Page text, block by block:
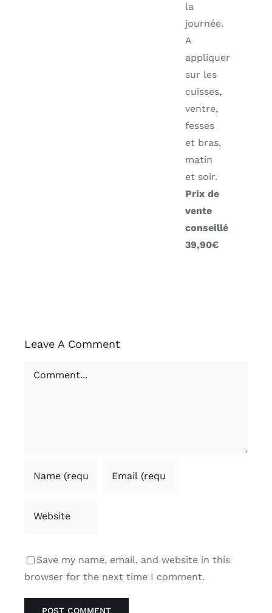
la
journée.
A
appliquer
sur les
cuisses,
ventre,
fesses
et bras,
matin
et soir.
Prix de
vente
conseillé
39,90€
Leave A Comment
Comment
Save my name, email, and website in this
browser for the next time I comment.